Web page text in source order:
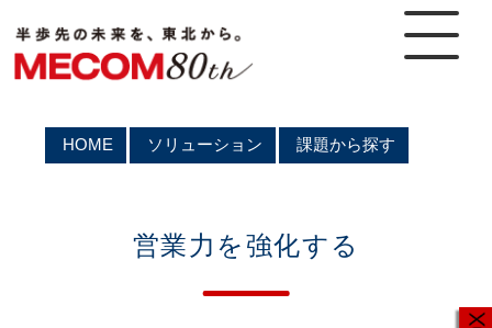
HOME ソリューション 課題から探す
営業力を強化する